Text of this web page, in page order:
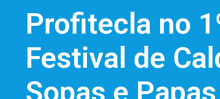
Profitecla no
Festival de
Sopas e Papas